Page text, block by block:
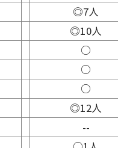
◎7人
◎10人
○
○
○
◎12人
--